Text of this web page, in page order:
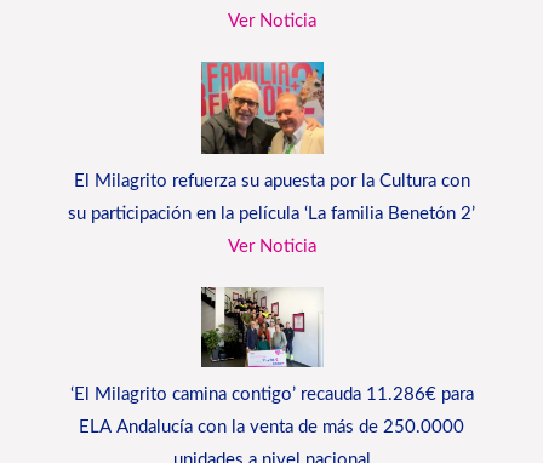
Ver Noticia
El Milagrito refuerza su apuesta por la Cultura con
su participación en la película ‘La familia Benetón 2’
Ver Noticia
‘El Milagrito camina contigo’ recauda 11.286€ para
ELA Andalucía con la venta de más de 250.0000